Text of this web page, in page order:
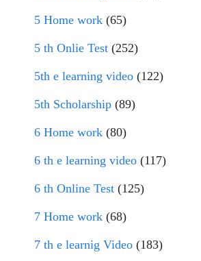
5 Home work (65)
5 th Onlie Test (252)
5th e learning video (122)
5th Scholarship (89)
6 Home work (80)
6 th e learning video (117)
6 th Online Test (125)
7 Home work (68)
7 th e learnig Video (183)